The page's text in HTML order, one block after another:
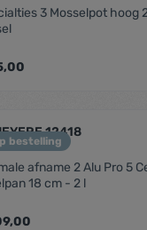
3 Mosselpot hoog
bestelling
12418
afname 2 Alu Pro 5
18 cm - 2 l